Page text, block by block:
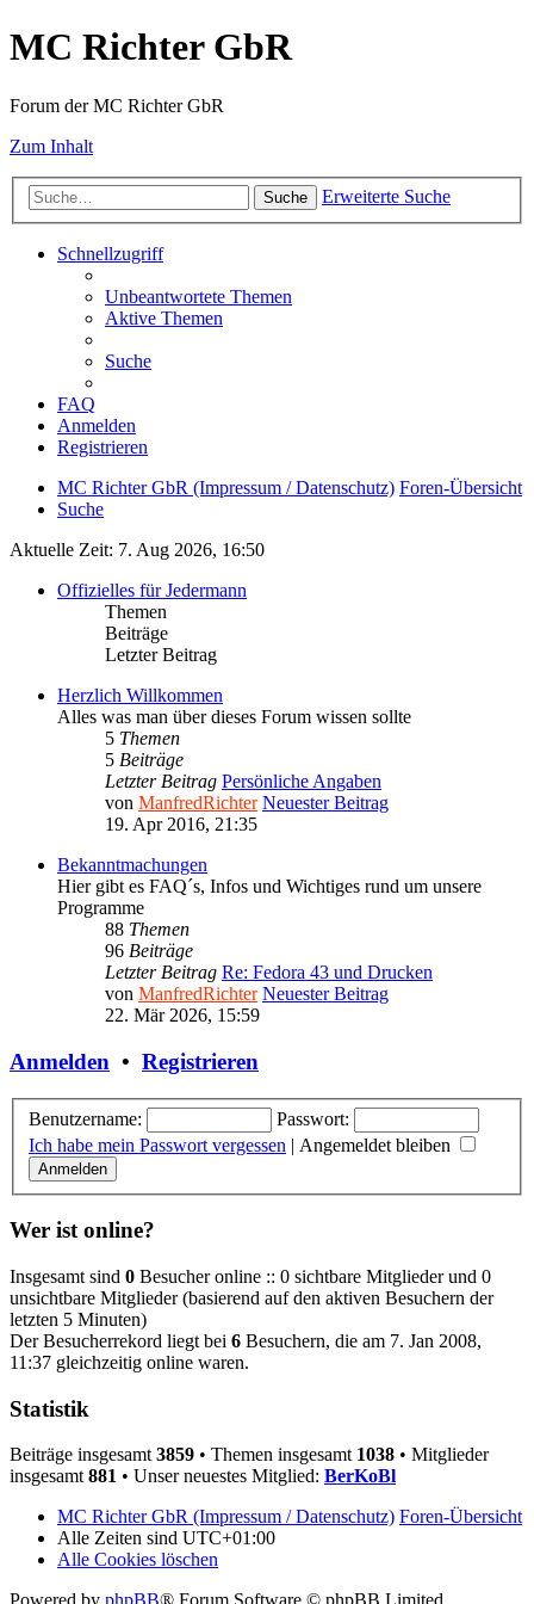
MC Richter GbR
Forum der MC Richter GbR
Zum Inhalt
Suche Erweiterte Suche
Schnellzugriff
Unbeantwortete Themen
Aktive Themen
Suche
FAQ
Anmelden
Registrieren
MC Richter GbR (Impressum / Datenschutz) Foren-Übersicht
Suche
Aktuelle Zeit: 7. Aug 2026, 16:50
Offizielles für Jedermann
Themen
Beiträge
Letzter Beitrag
Herzlich Willkommen
Alles was man über dieses Forum wissen sollte
5 Themen
5 Beiträge
Letzter Beitrag Persönliche Angaben
von ManfredRichter Neuester Beitrag
19. Apr 2016, 21:35
Bekanntmachungen
Hier gibt es FAQ´s, Infos und Wichtiges rund um unsere
Programme
88 Themen
96 Beiträge
Letzter Beitrag Re: Fedora 43 und Drucken
von ManfredRichter Neuester Beitrag
22. Mär 2026, 15:59
Anmelden • Registrieren
Benutzername:
Passwort:
Ich habe mein Passwort vergessen | Angemeldet bleiben
Wer ist online?
Insgesamt sind 0 Besucher online :: 0 sichtbare Mitglieder und 0
unsichtbare Mitglieder (basierend auf den aktiven Besuchern der
letzten 5 Minuten)
Der Besucherrekord liegt bei 6 Besuchern, die am 7. Jan 2008,
11:37 gleichzeitig online waren.
Statistik
Beiträge insgesamt 3859 • Themen insgesamt 1038 • Mitglieder
insgesamt 881 • Unser neuestes Mitglied: BerKoBl
MC Richter GbR (Impressum / Datenschutz) Foren-Übersicht
Alle Zeiten sind UTC+01:00
Alle Cookies löschen